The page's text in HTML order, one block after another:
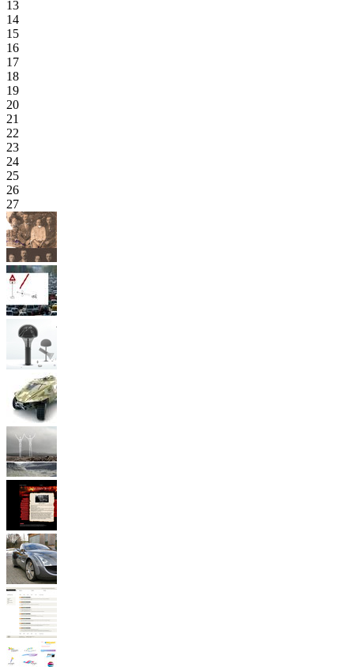
13
14
15
16
17
18
19
20
21
22
23
24
25
26
27